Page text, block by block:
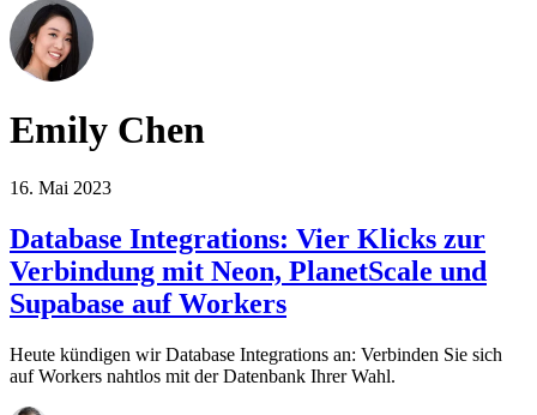
Emily Chen
16. Mai 2023
Database Integrations: Vier Klicks zur
Verbindung mit Neon, PlanetScale und
Supabase auf Workers
Heute kündigen wir Database Integrations an: Verbinden Sie sich
auf Workers nahtlos mit der Datenbank Ihrer Wahl.